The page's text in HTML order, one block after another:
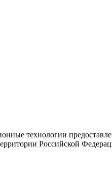
технологии
Российской